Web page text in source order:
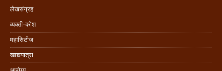
लेखसंग्रह
व्यक्ती-कोश
महासिटीज
खाद्ययात्रा